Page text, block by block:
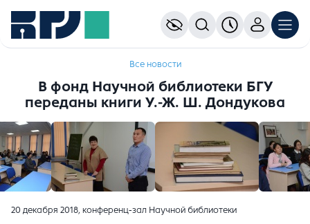
Все новости
В фонд Научной библиотеки БГУ
переданы книги У.-Ж. Ш. Дондукова
20 декабря 2018, конференц-зал Научной библиотеки